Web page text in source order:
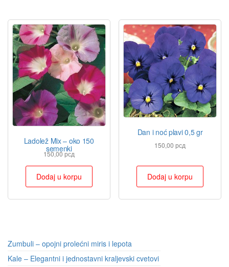
Ladolež Mix – oko 150
semenki
150,00рсд
Dodaj u korpu
Dan i noć plavi 0,5 gr
150,00рсд
Dodaj u korpu
Zumbuli – opojni prolećni miris i lepota
Kale – Elegantni i jednostavni kraljevski cvetovi